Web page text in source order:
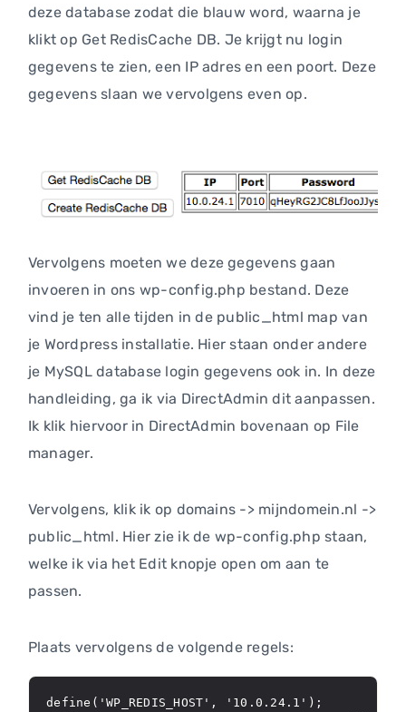
deze database zodat die blauw word, waarna je
klikt op Get RedisCache DB. Je krijgt nu login
gegevens te zien, een IP adres en een poort. Deze
gegevens slaan we vervolgens even op.
Vervolgens moeten we deze gegevens gaan
invoeren in ons wp-config.php bestand. Deze
vind je ten alle tijden in de public_html map van
je Wordpress installatie. Hier staan onder andere
je MySQL database login gegevens ook in. In deze
handleiding, ga ik via DirectAdmin dit aanpassen.
Ik klik hiervoor in DirectAdmin bovenaan op File
manager.
Vervolgens, klik ik op domains -> mijndomein.nl ->
public_html. Hier zie ik de wp-config.php staan,
welke ik via het Edit knopje open om aan te
passen.
Plaats vervolgens de volgende regels:
define('WP_REDIS_HOST', '10.0.24.1');